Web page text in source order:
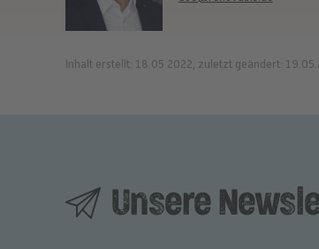
Inhalt erstellt: 18.05.2022, zuletzt geändert:
Unsere